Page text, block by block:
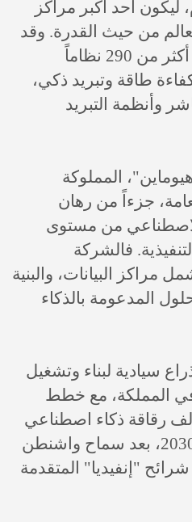
ليكون أحد أكبر مراكز
من حيث القدرة. وقد
صمم المركز لاستضافة أكثر من 290 نظاماً
طاقة وتبريد ذكي،
وأنظمة التبريد
المملوكة
جزءاً من رهان
من مستوى
فالشركة
مراكز البيانات، والبنية
المدعومة بالذكاء
سيادية لبناء وتشغيل
في المملكة، مع خطط
لنشر ما يصل إلى 400 ألف رقاقة ذكاء اصطناعي
داخل السعودية بحلول 2030، بعد سماح واشنطن
"إنفيديا" المتقدمة